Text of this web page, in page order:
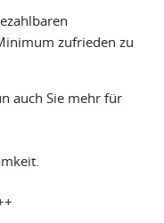
zufrieden zu
auch Sie mehr für